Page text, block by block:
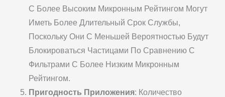
С Более Высоким Микронным Рейтингом Могут
Иметь Более Длительный Срок Службы,
Поскольку Они С Меньшей Вероятностью Будут
Блокироваться Частицами По Сравнению С
Фильтрами С Более Низким Микронным
Рейтингом.
Пригодность Приложения: Количество